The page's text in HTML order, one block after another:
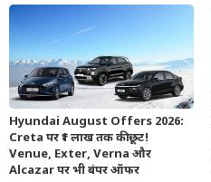
Hyundai August Offers 2026:
Creta पर ₹1 लाख तक की छूट!
Venue, Exter, Verna और
Alcazar पर भी बंपर ऑफर